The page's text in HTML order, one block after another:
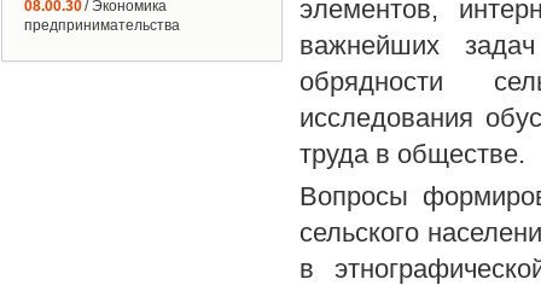
элементов,
важнейших
обрядности
исследования
труда в обществе.
Вопросы
сельского
в
08.00.30/ Экономика
предпринимательства